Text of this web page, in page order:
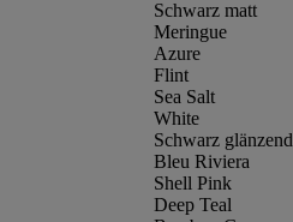
Schwarz matt
Meringue
Azure
Flint
Sea Salt
White
Schwarz glänzend
Bleu Riviera
Shell Pink
Deep Teal